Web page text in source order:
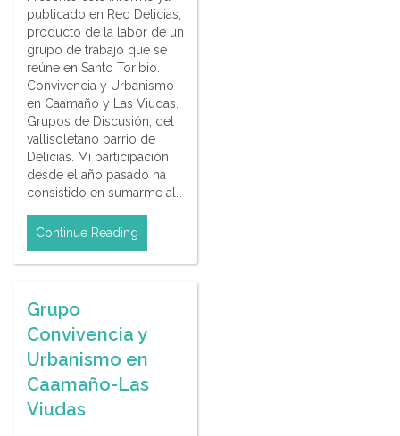
publicado en Red Delicias,
producto de la labor de un
grupo de trabajo que se
reúne en Santo Toribio.
Convivencia y Urbanismo
en Caamaño y Las Viudas.
Grupos de Discusión, del
vallisoletano barrio de
Delicias. Mi participación
desde el año pasado ha
consistido en sumarme al…
Continue Reading
Grupo
Convivencia y
Urbanismo en
Caamaño-Las
Viudas